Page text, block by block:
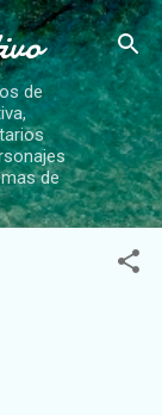
de
de